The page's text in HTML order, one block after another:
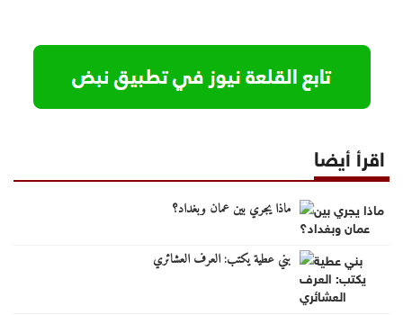
اقرأ أيضا
ماذا يجري بين عمان وبغداد؟
بني عطية يكتب: العرف العشائري